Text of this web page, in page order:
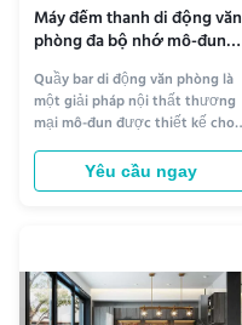
Máy đếm thanh di động văn
phòng đa bộ nhớ mô-đun
cho các văn phòng điều
hành
Quầy bar di động văn phòng là
một giải pháp nội thất thương
mại mô-đun được thiết kế cho
văn phòng điều hành, phòng
chờ doanh nhân và nơi làm việc
hiện đại. Bằng cách tích hợp
Yêu cầu ngay